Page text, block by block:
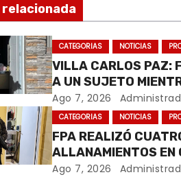
CATEGORIAS NOTICIAS
VILLA CARLOS PAZ:
A UN SUJETO
COMERCIALIZABA
MARIHUANA EN UNA
Ago 7, 2026
CATEGORIAS NOTICIAS
FPA REALIZÓ
ALLANAMIENTOS EN
BUSTOS-IFFLINGER
Ago 7, 2026